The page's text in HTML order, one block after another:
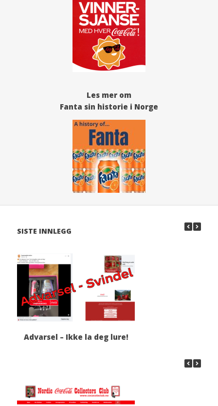
Les mer om
Fanta sin historie i Norge
SISTE INNLEGG
Advarsel – Ikke la deg lure!